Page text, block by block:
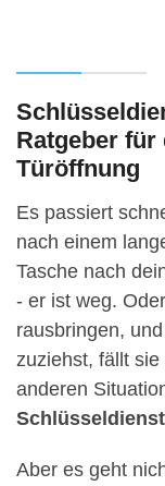
Ratgeber für
Türöffnung
Es passiert
nach einem
Tasche nach
- er ist weg.
rausbringen,
zuziehst, fällt
anderen
Aber es geht